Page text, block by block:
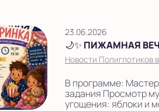
23.06.2026
🌙✨ ПИЖАМНАЯ
Новости Полиглотиков
В программе:
задания Просмотр
угощения: яблоки и